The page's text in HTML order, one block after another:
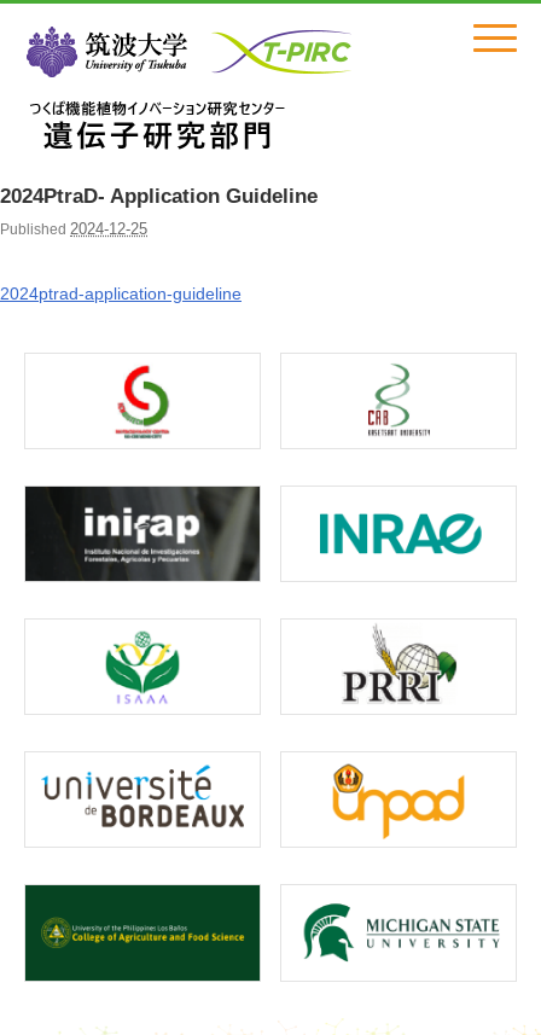
Click
2024PtraD- Application Guideline
Published 2024-12-25
2024ptrad-application-guideline